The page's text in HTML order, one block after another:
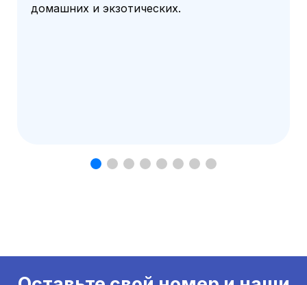
домашних и экзотических.